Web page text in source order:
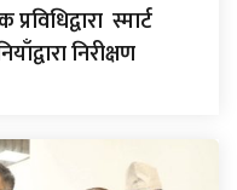
स्मार्ट
निरीक्षण